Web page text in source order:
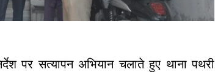
पर सत्यापन अभियान चलाते हुए थाना पथरी